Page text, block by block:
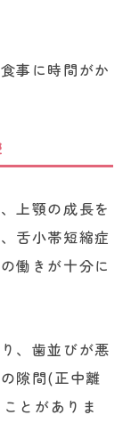
事に時間がか
上顎の成長を
舌小帯短縮症
働きが十分に
、歯並びが悪
隙間(正中離
とがありま